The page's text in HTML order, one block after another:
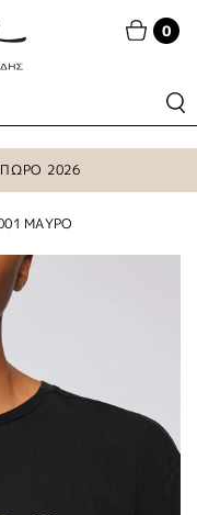
0
2026
ΜΑΥΡΟ